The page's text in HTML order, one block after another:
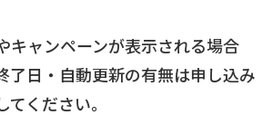
キャンペーンが表示される場合
了日・自動更新の有無は申し込み
ください。